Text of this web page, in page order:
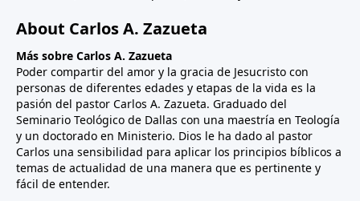
About Carlos A. Zazueta
Más sobre Carlos A. Zazueta
Poder compartir del amor y la gracia de Jesucristo con
personas de diferentes edades y etapas de la vida es la
pasión del pastor Carlos A. Zazueta. Graduado del
Seminario Teológico de Dallas con una maestría en Teología
y un doctorado en Ministerio. Dios le ha dado al pastor
Carlos una sensibilidad para aplicar los principios bíblicos a
temas de actualidad de una manera que es pertinente y
fácil de entender.